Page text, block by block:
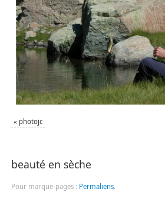
« photojc
beauté en sèche
Pour marque-pages : Permaliens.